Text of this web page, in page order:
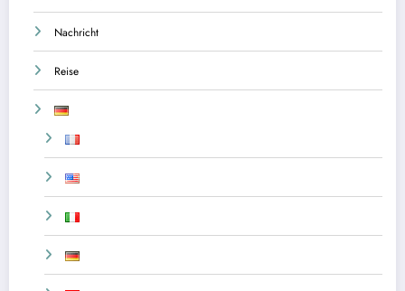
Nachricht
Reise